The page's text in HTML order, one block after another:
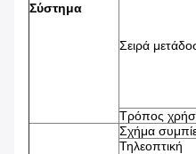
Σύστημα
Σειρά
Τρόπος
Σχήμα
Τηλεοπτική